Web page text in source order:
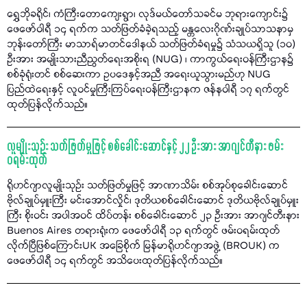
ရွှေဘိုခရိုင်၊ ကံကြီးတောကျေးရွာ၊ လုဒ်မယ်တော်သခင်မ ဘုရားကျောင်း၌
ဖေဖော်ဝါရီ ၁၄ ရက်က သတ်ဖြတ်ခံခဲ့ရသည့် မန္တလေးဂိုဏ်းချုပ်သာသနာမှ
ဘုန်းတော်ကြီး မာသာရ်မာတင်ဒေါနယ် သတ်ဖြတ်ခံရမှု၌ သံသယရှိသူ (၁၀)
ဦးအား အမျိုးသားညီညွတ်ရေးအစိုးရ (NUG) ၊ ကာကွယ်ရေးဝန်ကြီးဌာန၌
စစ်ခုံရုံးတင် စစ်ဆေးကာ ဥပဒေနှင့်အညီ အရေးယူသွားမည်ဟု NUG
ပြည်ထဲရေးနှင့် လူဝင်မှုကြီးကြပ်ရေးဝန်ကြီးဌာနက ဇန်နဝါရီ ၁၇ ရက်တွင်
ထုတ်ပြန်လိုက်သည်။
လူမျိုးသုဉ်း သတ်ဖြတ်မှုဖြင့် စစ်ခေါင်းဆောင်နှင့် ၂၂ ဦးအား အာဂျင်တီနား ဖမ်း
ဝရမ်းထုတ်
ရိုဟင်ဂျာလူမျိုးသုဉ်း သတ်ဖြတ်မှုဖြင့် အာဏာသိမ်း စစ်အုပ်စုခေါင်းဆောင်
ဗိုလ်ချုပ်မှူးကြီး မင်းအောင်လှိုင်၊ ဒုတိယစစ်ခေါင်းဆောင် ဒုတိယဗိုလ်ချုပ်မှူး
ကြီး စိုးဝင်း အပါအဝင် ထိပ်တန်း စစ်ခေါင်းဆောင် ၂၃ ဦးအား အာဂျင်တီးနား
Buenos Aires တရားရုံးက ဖေဖော်ဝါရီ ၁၃ ရက်တွင် ဖမ်းဝရမ်းထုတ်
လိုက်ပြီဖြစ်ကြောင်းUK အခြေစိုက် မြန်မာရိုဟင်ဂျာအဖွဲ့ (BROUK) က
ဖေဖော်ဝါရီ ၁၄ ရက်တွင် အသိပေးထုတ်ပြန်လိုက်သည်။